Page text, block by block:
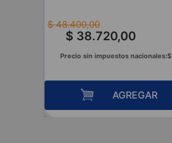
$ 48.400,00
$ 38.720,00
Precio sin impuestos nacionales:$
AGREGAR